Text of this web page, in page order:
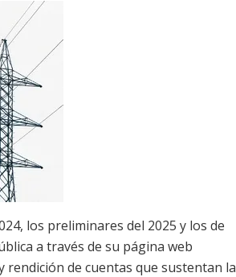
los preliminares del 2025 y los de
a través de su página web
de cuentas que sustentan la